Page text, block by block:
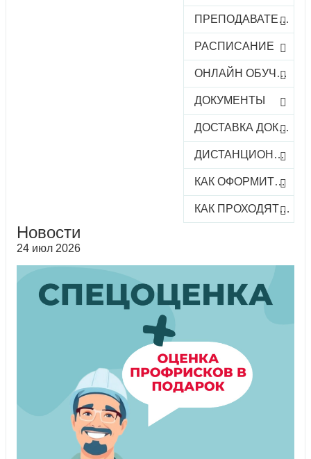
ПРЕПОДАВАТЕЛИ
РАСПИСАНИЕ
ОНЛАЙН ОБУЧЕНИЕ
ДОКУМЕНТЫ
ДОСТАВКА ДОКУМЕНТОВ
ДИСТАНЦИОННОЕ ОБУЧЕНИЕ
КАК ОФОРМИТЬ ЗАКАЗ КУРСА
КАК ПРОХОДЯТ ОНЛАЙН-КУРСЫ
Новости
24 июл 2026